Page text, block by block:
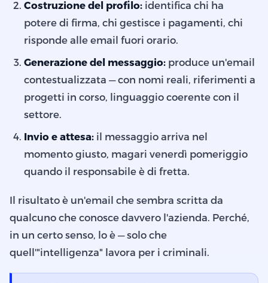
Costruzione del profilo: identifica chi ha
potere di firma, chi gestisce i pagamenti, chi
risponde alle email fuori orario.
Generazione del messaggio: produce un'email
contestualizzata — con nomi reali, riferimenti a
progetti in corso, linguaggio coerente con il
settore.
Invio e attesa: il messaggio arriva nel
momento giusto, magari venerdì pomeriggio
quando il responsabile è di fretta.
Il risultato è un'email che sembra scritta da
qualcuno che conosce davvero l'azienda. Perché,
in un certo senso, lo è — solo che
quell'"intelligenza" lavora per i criminali.